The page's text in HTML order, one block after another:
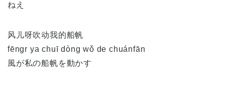
ねえ
风儿呀吹动我的船帆
fēngr ya chuī dòng wǒ de chuánfān
風が私の船帆を動かす